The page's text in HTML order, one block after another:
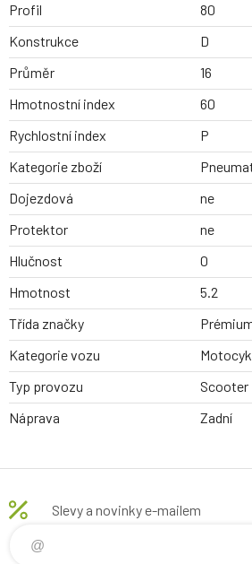
Profil
80
Konstrukce
D
Průměr
16
Hmotnostní index
60
Rychlostní index
P
Kategorie zboží
Dojezdová
ne
Protektor
ne
Hlučnost
0
Hmotnost
5.2
Třída značky
Kategorie vozu
Typ provozu
Scooter
Náprava
Zadní
Slevy a novinky e-mailem